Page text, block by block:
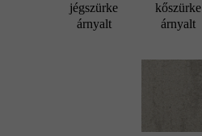
jégszürke
árnyalt
kőszürke
árnyalt